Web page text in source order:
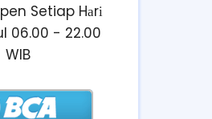
Setiap Hаrі
06.00 - 22.00
WIB